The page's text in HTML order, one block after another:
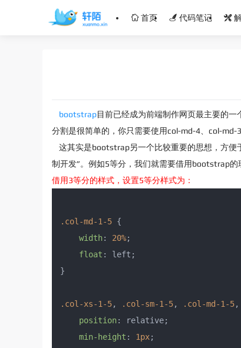
首页 代码笔记
bootstrap目前已经成为前端制作网页最主要的
分割是很简单的，你只需要使用col-md-4、col-
这其实是bootstrap另一个比较重要的思想，方
制开发”。例如5等分，我们就需要借用bootstrap的
借用3等分的样式，设置5等分样式为：
.col-md-1-5 {
width: 20%;
float : left;
}
.col-xs-1-5, .col-sm-1-5, .col-md-1-5,
position: relative;
min-height : 1px;